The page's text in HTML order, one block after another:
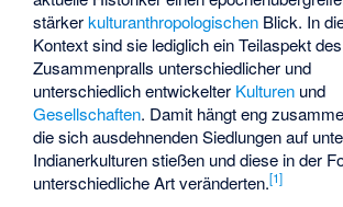
stärkerkulturanthropologischen Blick. In
Kontext sind sie lediglich ein Teilaspekt des
Zusammenpralls unterschiedlicher und
unterschiedlich entwickelter Kulturen und
Gesellschaften. Damit hängt eng
die sich ausdehnenden Siedlungen auf
Indianerkulturen stießen und diese in der
unterschiedliche Art veränderten.[1]